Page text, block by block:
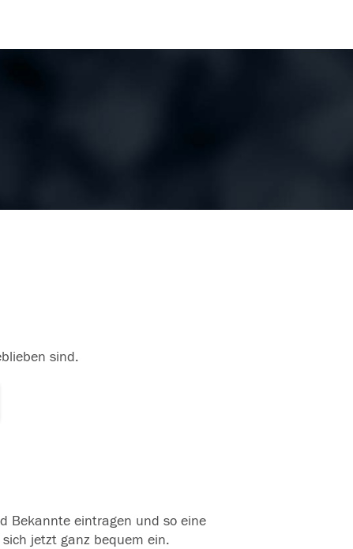
sind.
Bekannte eintragen und so eine
jetzt ganz bequem ein.